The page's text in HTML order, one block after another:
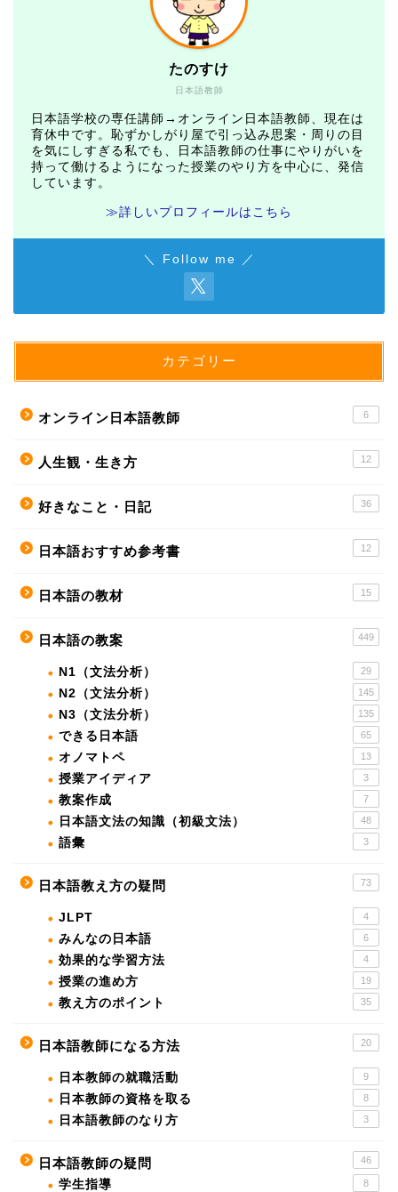
日本語教師
たのすけ
日本語学校の専任講師→オンライン日本語教師、現在は
育休中です。恥ずかしがり屋で引っ込み思案・周りの目
を気にしすぎる私でも、日本語教師の仕事にやりがいを
持って働けるようになった授業のやり方を中心に、発信
しています。
≫詳しいプロフィールはこちら
＼ Follow me ／
カテゴリー
オンライン日本語教師 6
人生観・生き方 12
好きなこと・日記 36
日本語おすすめ参考書 12
日本語の教材 15
日本語の教案 449
N1（文法分析） 29
N2（文法分析） 145
N3（文法分析） 135
できる日本語 65
オノマトペ 13
授業アイディア 3
教案作成 7
日本語文法の知識（初級文法） 48
語彙 3
日本語教え方の疑問 73
JLPT 4
みんなの日本語 6
効果的な学習方法 4
授業の進め方 19
教え方のポイント 35
日本語教師になる方法 20
日本教師の就職活動 9
日本教師の資格を取る 8
日本語教師のなり方 3
日本語教師の疑問 46
学生指導 8